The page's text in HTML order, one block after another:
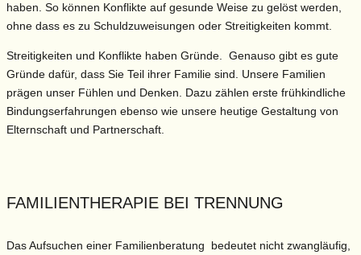
haben. So können Konflikte auf gesunde Weise zu gelöst werden,
ohne dass es zu Schuldzuweisungen oder Streitigkeiten kommt.
Streitigkeiten und Konflikte haben Gründe. Genauso gibt es gute
Gründe dafür, dass Sie Teil ihrer Familie sind. Unsere Familien
prägen unser Fühlen und Denken. Dazu zählen erste frühkindliche
Bindungserfahrungen ebenso wie unsere heutige Gestaltung von
Elternschaft und Partnerschaft.
FAMILIENTHERAPIE BEI TRENNUNG
Das Aufsuchen einer Familienberatung bedeutet nicht zwangläufig,